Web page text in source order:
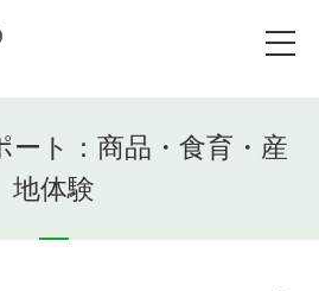
ート：商品・食育・産
地体験